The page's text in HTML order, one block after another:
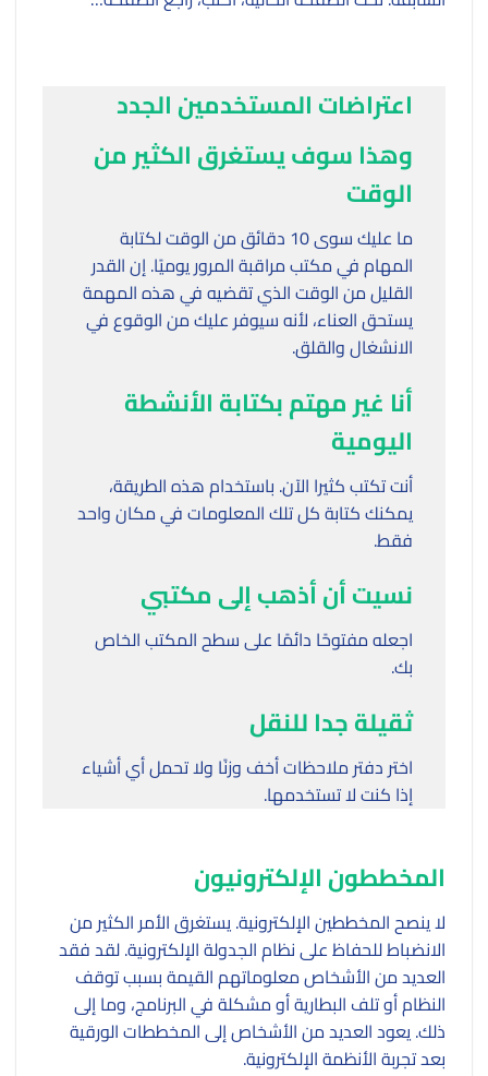
اعتراضات المستخدمين الجدد
وهذا سوف يستغرق الكثير من
الوقت
ما عليك سوى 10 دقائق من الوقت لكتابة
المهام في مكتب مراقبة المرور يوميًا. إن القدر
القليل من الوقت الذي تقضيه في هذه المهمة
يستحق العناء، لأنه سيوفر عليك من الوقوع في
الانشغال والقلق.
أنا غير مهتم بكتابة الأنشطة
اليومية
أنت تكتب كثيرا الآن. باستخدام هذه الطريقة،
يمكنك كتابة كل تلك المعلومات في مكان واحد
فقط.
نسيت أن أذهب إلى مكتبي
اجعله مفتوحًا دائمًا على سطح المكتب الخاص
بك.
ثقيلة جدا للنقل
اختر دفتر ملاحظات أخف وزنًا ولا تحمل أي أشياء
إذا كنت لا تستخدمها.
المخططون الإلكترونيون
لا ينصح المخططين الإلكترونية. يستغرق الأمر الكثير من
الانضباط للحفاظ على نظام الجدولة الإلكترونية. لقد فقد
العديد من الأشخاص معلوماتهم القيمة بسبب توقف
النظام أو تلف البطارية أو مشكلة في البرنامج، وما إلى
ذلك. يعود العديد من الأشخاص إلى المخططات الورقية
بعد تجربة الأنظمة الإلكترونية.